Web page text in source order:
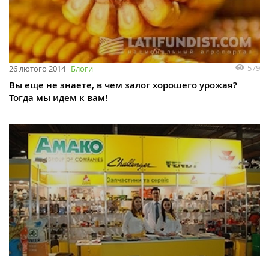
26 лютого 2014 Блоги 579
Вы еще не знаете, в чем залог хорошего урожая?
Тогда мы идем к вам!